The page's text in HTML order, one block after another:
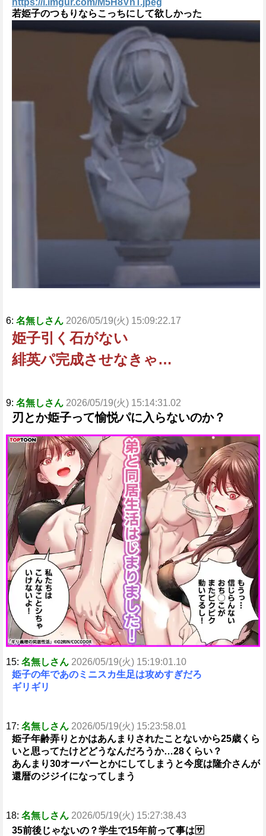
若姫子のつもりならこっちにして欲しかった
6: 名無しさん 2026/05/19(火) 15:09:22.17
姫子引く石がない
緋英パ完成させなきゃ…
9: 名無しさん 2026/05/19(火) 15:14:31.02
刃とか姫子って愉悦パに入らないのか？
15: 名無しさん 2026/05/19(火) 15:19:01.10
姫子の年であのミニスカ生足は攻めすぎだろ
ギリギリ
17: 名無しさん 2026/05/19(火) 15:23:58.01
姫子年齢弄りとかはあんまりされたことないから25歳くら
いと思ってたけどどうなんだろうか…28くらい？
あんまり30オーバーとかにしてしまうと今度は隆介さんが
還暦のジジイになってしまう
18: 名無しさん 2026/05/19(火) 15:27:38.43
35前後じゃないの？学生で15年前って事は🈂